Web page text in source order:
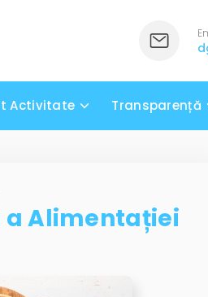
Activitate Transparență
a Alimentației